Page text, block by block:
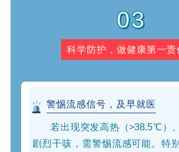
03
科学防护，做健康第一责
警惕流感信号，及早就医
若出现突发高热（>38.5℃）
剧烈干咳，需警惕流感可能。特